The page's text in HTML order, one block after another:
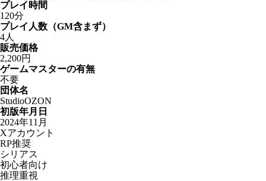
プレイ時間
120分
プレイ人数（GM含まず）
4人
販売価格
2,200円
ゲームマスターの有無
不要
団体名
StudioOZON
初版年月日
2024年11月
Xアカウント
RP推奨
シリアス
初心者向け
推理重視